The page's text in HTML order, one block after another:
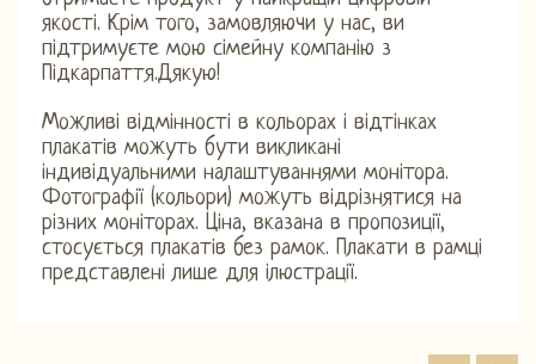
якості. Крім того, замовляючи у нас, ви
підтримуєте мою сімейну компанію з
Підкарпаття.Дякую!
Можливі відмінності в кольорах і відтінках
плакатів можуть бути викликані
індивідуальними налаштуваннями монітора.
Фотографії (кольори) можуть відрізнятися на
різних моніторах. Ціна, вказана в пропозиції,
стосується плакатів без рамок. Плакати в рамці
представлені лише для ілюстрації.